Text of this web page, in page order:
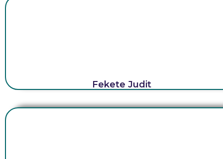
Fekete Judit